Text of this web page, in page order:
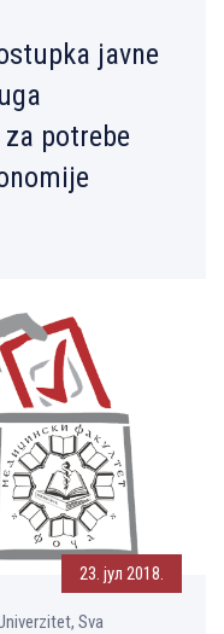
javne
potrebe
23. јул 2018.
Sva